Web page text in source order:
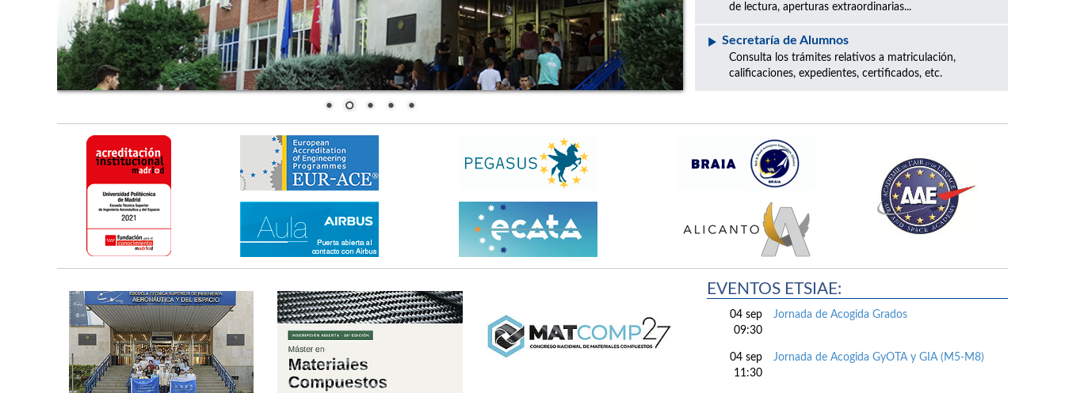
de lectura, aperturas extraordinarias...
Secretaría de Alumnos
Consulta los trámites relativos a matriculación,
calificaciones, expedientes, certificados, etc.
EVENTOS ETSIAE:
04 sep
09:30
Jornada de Acogida Grados
04 sep
11:30
Jornada de Acogida GyOTA y GIA (M5-M8)